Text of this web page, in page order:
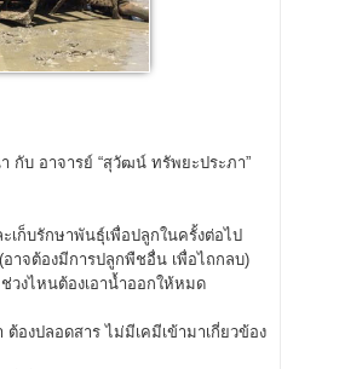
กับ อาจารย์ “สุวัฒน์ ทรัพยะประภา”
ก็บรักษาพันธุ์เพื่อปลูกในครั้งต่อไป
าจต้องมีการปลูกพืชอื่น เพื่อไถกลบ)
วงไหนต้องเอาน้ำออกให้หมด
งปลอดสาร ไม่มีเคมีเข้ามาเกี่ยวข้อง